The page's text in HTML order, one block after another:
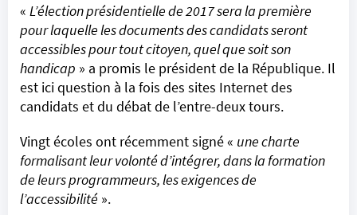
« L’élection présidentielle de 2017 sera la première
pour laquelle les documents des candidats seront
accessibles pour tout citoyen, quel que soit son
handicap » a promis le président de la République. Il
est ici question à la fois des sites Internet des
candidats et du débat de l’entre-deux tours.
Vingt écoles ont récemment signé « une charte
formalisant leur volonté d’intégrer, dans la formation
de leurs programmeurs, les exigences de
l’accessibilité ».